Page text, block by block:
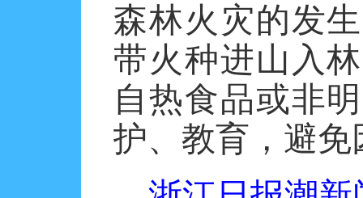
森林火灾的发
带火种进山入
自热食品或非
护、教育，避